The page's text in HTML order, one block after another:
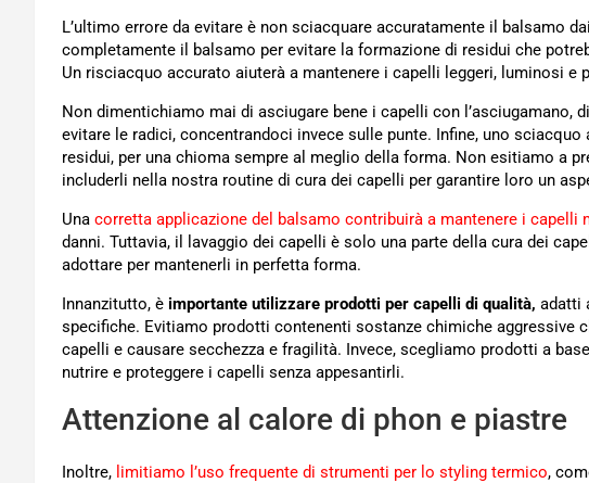
L’ultimo errore da evitare è non sciacquare accuratamente il balsamo
completamente il balsamo per evitare la formazione di residui che
Un risciacquo accurato aiuterà a mantenere i capelli leggeri, luminosi e
Non dimentichiamo mai di asciugare bene i capelli con l’asciugamano,
evitare le radici, concentrandoci invece sulle punte. Infine, uno
residui, per una chioma sempre al meglio della forma. Non esitiamo a
includerli nella nostra routine di cura dei capelli per garantire loro un
Una corretta applicazione del balsamo contribuirà a mantenere i capelli
danni. Tuttavia, il lavaggio dei capelli è solo una parte della cura dei
adottare per mantenerli in perfetta forma.
Innanzitutto, è importante utilizzare prodotti per capelli di qualità, adatti
specifiche. Evitiamo prodotti contenenti sostanze chimiche aggressive
capelli e causare secchezza e fragilità. Invece, scegliamo prodotti a
nutrire e proteggere i capelli senza appesantirli.
Attenzione al calore di phon e piastre
Inoltre, limitiamo l’uso frequente di strumenti per lo styling termico,